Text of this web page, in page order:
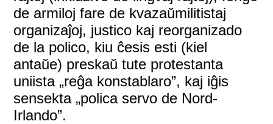
de armiloj fare de kvazaŭmilitistaj
organizaĵoj, justico kaj reorganizado
de la polico, kiu ĉesis esti (kiel
antaŭe) preskaŭ tute protestanta
uniista „reĝa konstablaro”, kaj iĝis
sensekta „polica servo de Nord-
Irlando”.